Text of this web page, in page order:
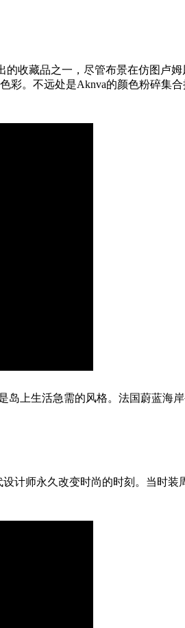
收藏品之一，尽管布景在仿图卢
彩。不远处是Aknva的颜色粉碎集
岛上生活急需的风格。法国蔚蓝海
计师永久改变时尚的时刻。当时装